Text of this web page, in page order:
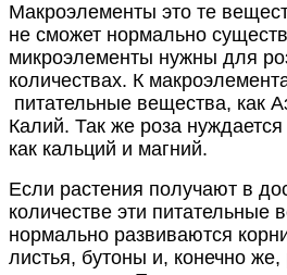
Макроэлементы это те
не сможет нормально
микроэлементы нужны для
количествах. К
питательные вещества, как
Калий. Так же роза
как кальций и магний.
Если растения получают в
количестве эти питательные
нормально развиваются
листья, бутоны и, конечно